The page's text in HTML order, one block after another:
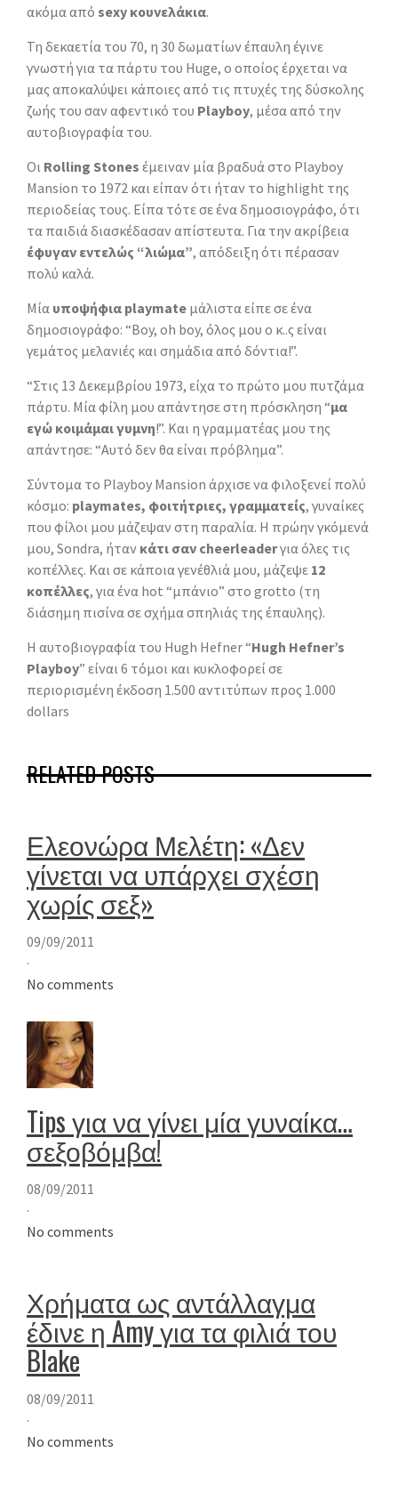
ακόμα από sexy κουνελάκια.
Τη δεκαετία του 70, η 30 δωματίων έπαυλη έγινε
γνωστή για τα πάρτυ του Huge, ο οποίος έρχεται να
μας αποκαλύψει κάποιες από τις πτυχές της δύσκολης
ζωής του σαν αφεντικό του Playboy, μέσα από την
αυτοβιογραφία του.
Οι Rolling Stones έμειναν μία βραδυά στο Playboy
Mansion το 1972 και είπαν ότι ήταν το highlight της
περιοδείας τους. Είπα τότε σε ένα δημοσιογράφο, ότι
τα παιδιά διασκέδασαν απίστευτα. Για την ακρίβεια
έφυγαν εντελώς “λιώμα”, απόδειξη ότι πέρασαν
πολύ καλά.
Μία υποψήφια playmate μάλιστα είπε σε ένα
δημοσιογράφο: “Boy, oh boy, όλος μου ο κ..ς είναι
γεμάτος μελανιές και σημάδια από δόντια!”.
“Στις 13 Δεκεμβρίου 1973, είχα το πρώτο μου πυτζάμα
πάρτυ. Μία φίλη μου απάντησε στη πρόσκληση “μα
εγώ κοιμάμαι γυμνη!”. Και η γραμματέας μου της
απάντησε: “Αυτό δεν θα είναι πρόβλημα”.
Σύντομα το Playboy Mansion άρχισε να φιλοξενεί πολύ
κόσμο: playmates, φοιτήτριες, γραμματείς, γυναίκες
που φίλοι μου μάζεψαν στη παραλία. Η πρώην γκόμενά
μου, Sondra, ήταν κάτι σαν cheerleaderγια όλες τις
κοπέλλες. Και σε κάποια γενέθλιά μου, μάζεψε 12
κοπέλλες, για ένα hot “μπάνιο” στο grotto (τη
διάσημη πισίνα σε σχήμα σπηλιάς της έπαυλης).
Η αυτοβιογραφία του Hugh Hefner “Hugh Hefner’s
Playboy” είναι 6 τόμοι και κυκλοφορεί σε
περιορισμένη έκδοση 1.500 αντιτύπων προς 1.000
dollars
RELATED POSTS
Ελεονώρα Μελέτη: «Δεν
γίνεται να υπάρχει σχέση
χωρίς σεξ»
09/09/2011
·
No comments
Tips για να γίνει μία γυναίκα…
σεξοβόμβα!
08/09/2011
·
No comments
Χρήματα ως αντάλλαγμα
έδινε η Amy για τα φιλιά του
Blake
08/09/2011
·
No comments